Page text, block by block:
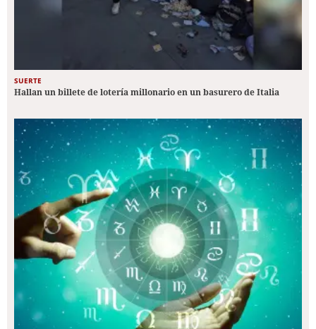
SUERTE
Hallan un billete de lotería millonario en un basurero de Italia